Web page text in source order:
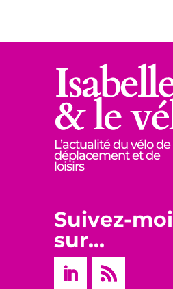
L’actualité du vélo de
déplacement et de
loisirs
Suivez-moi
sur…